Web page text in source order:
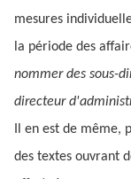
mesures
la période des
nommer des sous-
directeur
Il en est de
des textes ouvrant